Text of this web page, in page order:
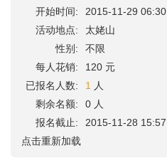
开始时间:
2015-11-29 06:30
活动地点:
太姥山
性别:
不限
每人花销:
120 元
已报名人数:
1
人
剩余名额:
0 人
报名截止:
2015-11-28 15:57
点击重新加载